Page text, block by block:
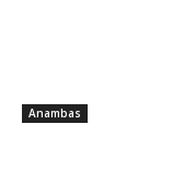
Anambas